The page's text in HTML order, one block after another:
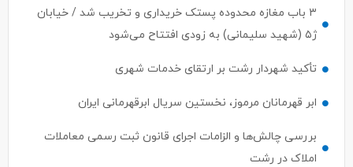
۳ باب مغازه محدوده پستک خریداری و تخریب شد / خیابان
ژ۵ (شهید سلیمانی) به زودی افتتاح می‌شود
تأکید شهردار رشت بر ارتقای خدمات شهری
ابر قهرمانان مرموز، نخستین سریال ابرقهرمانی ایران
بررسی چالش‌ها و الزامات اجرای قانون ثبت رسمی معاملات
املاک در رشت